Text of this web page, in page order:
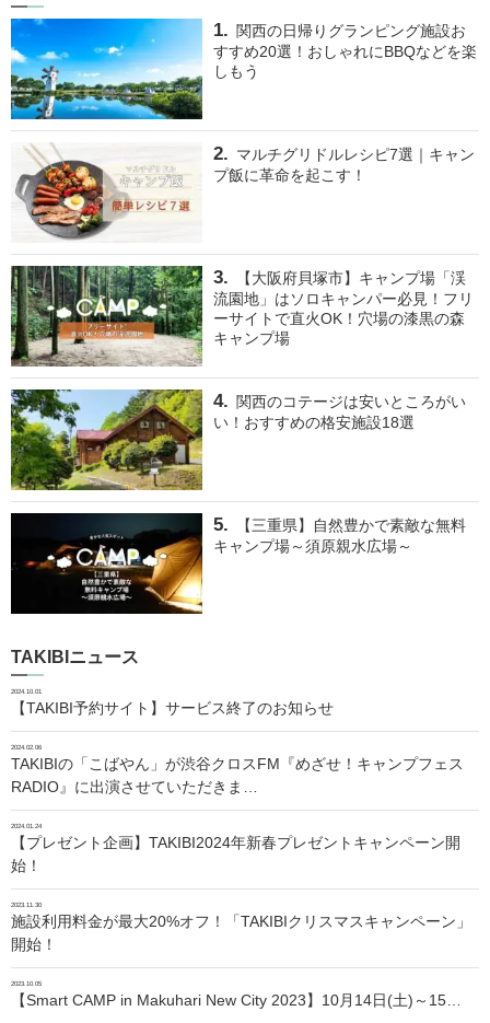
関西の日帰りグランピング施設お
すすめ20選！おしゃれにBBQなどを楽
しもう
マルチグリドルレシピ7選｜キャン
プ飯に革命を起こす！
【大阪府貝塚市】キャンプ場「渓
流園地」はソロキャンパー必見！フリ
ーサイトで直火OK！穴場の漆黒の森
キャンプ場
関西のコテージは安いところがい
い！おすすめの格安施設18選
【三重県】自然豊かで素敵な無料
キャンプ場～須原親水広場～
TAKIBIニュース
2024.10.01
【TAKIBI予約サイト】サービス終了のお知らせ
2024.02.06
TAKIBIの「こばやん」が渋谷クロスFM『めざせ！キャンプフェス
RADIO』に出演させていただきま…
2024.01.24
【プレゼント企画】TAKIBI2024年新春プレゼントキャンペーン開
始！
2023.11.30
施設利用料金が最大20%オフ！「TAKIBIクリスマスキャンペーン」
開始！
2023.10.05
【Smart CAMP in Makuhari New City 2023】10月14日(土)～15…